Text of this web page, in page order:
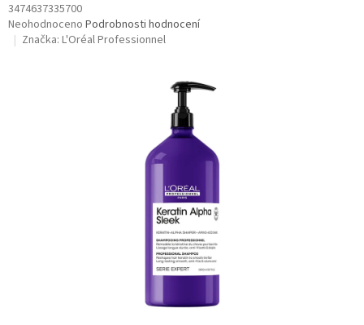
3474637335700
Průměrné
hodnocení
Neohodnoceno Podrobnosti hodnocení
Značka: L'Oréal Professionnel